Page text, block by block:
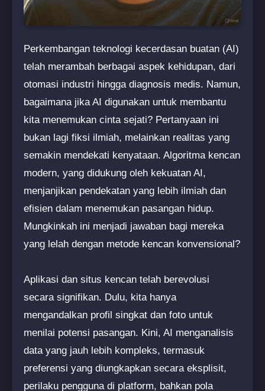
Perkembangan teknologi kecerdasan buatan (AI)
telah merambah berbagai aspek kehidupan, dari
otomasi industri hingga diagnosis medis. Namun,
bagaimana jika AI digunakan untuk membantu
kita menemukan cinta sejati? Pertanyaan ini
bukan lagi fiksi ilmiah, melainkan realitas yang
semakin mendekati kenyataan. Algoritma kencan
modern, yang didukung oleh kekuatan AI,
menjanjikan pendekatan yang lebih ilmiah dan
efisien dalam menemukan pasangan hidup.
Mungkinkah ini menjadi jawaban bagi mereka
yang lelah dengan metode kencan konvensional?
Aplikasi dan situs kencan telah berevolusi
secara signifikan. Dulu, kita hanya
mengandalkan profil singkat dan foto untuk
menilai potensi pasangan. Kini, AI menganalisis
data yang jauh lebih kompleks, termasuk
preferensi yang diungkapkan secara eksplisit,
perilaku pengguna di platform, bahkan pola